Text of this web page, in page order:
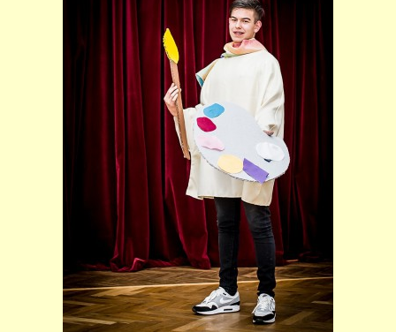
VIDEA - FILMOVÁ TVORBA
PEDAGOGICKÝ SBOR